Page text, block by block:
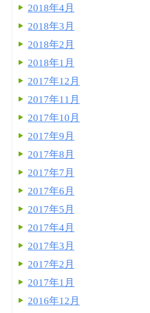
2018年4月
2018年3月
2018年2月
2018年1月
2017年12月
2017年11月
2017年10月
2017年9月
2017年8月
2017年7月
2017年6月
2017年5月
2017年4月
2017年3月
2017年2月
2017年1月
2016年12月